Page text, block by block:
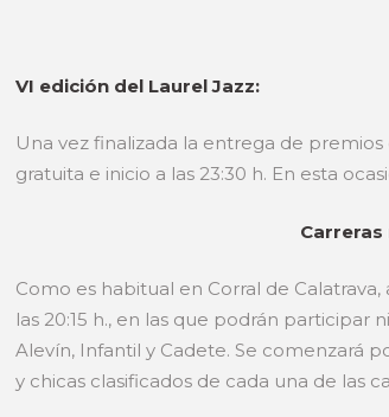
VI edición del Laurel Jazz:
Una vez finalizada la entrega de
gratuita e inicio a las 23:30 h. En esta
Carreras
Como es habitual en Corral de
las 20:15 h., en las que podrán participar
Alevín, Infantil y Cadete. Se comenzará
y chicas clasificados de cada una de las